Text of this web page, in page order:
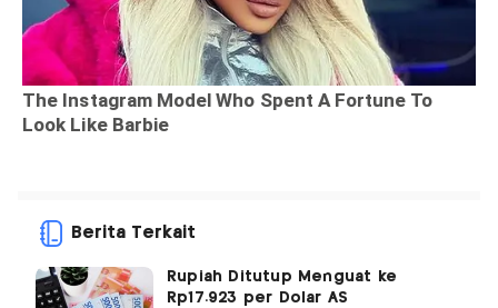
Berita Terkait
Rupiah Ditutup Menguat ke
Rp17.923 per Dolar AS